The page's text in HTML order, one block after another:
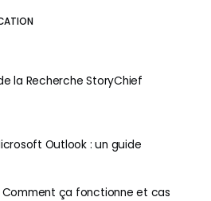
la Recherche StoryChief
Outlook : un guide
Comment ça fonctionne et cas